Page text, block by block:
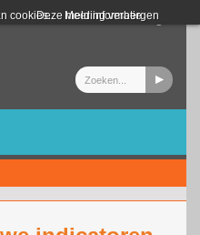
cookies. Meer informatie
Deze melding verbergen
Login